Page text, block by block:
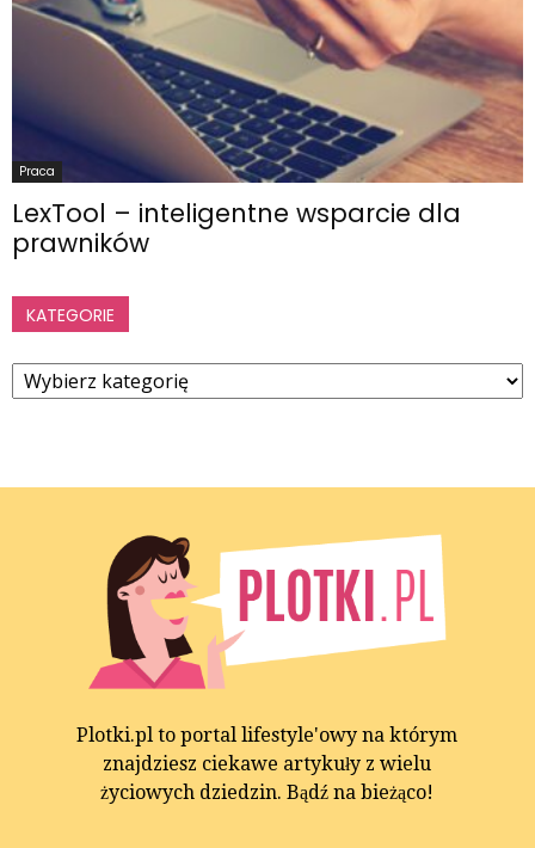
Praca
LexTool – inteligentne wsparcie dla
prawników
KATEGORIE
Kategorie
Plotki.pl to portal lifestyle'owy na którym
znajdziesz ciekawe artykuły z wielu
życiowych dziedzin. Bądź na bieżąco!